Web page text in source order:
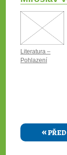
Literatura –
Pohlazení
«